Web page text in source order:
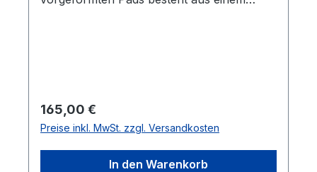
besteht die Unterseite aus einem
hautsymphatischen WOLL FLIES. Die
Decke selbst ist natürlich aus Wolle
handgewoben. Länge: ca. 83 cm
Regulärer Preis:
165,00 €
Preise inkl. MwSt. zzgl. Versandkosten
In den Warenkorb